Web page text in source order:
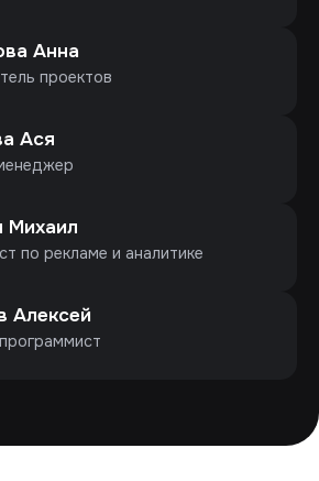
Анна
проектов
Ася
Михаил
по рекламе и аналитике
Алексей